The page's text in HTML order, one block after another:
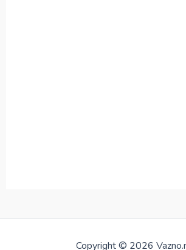
Copyright © 2026